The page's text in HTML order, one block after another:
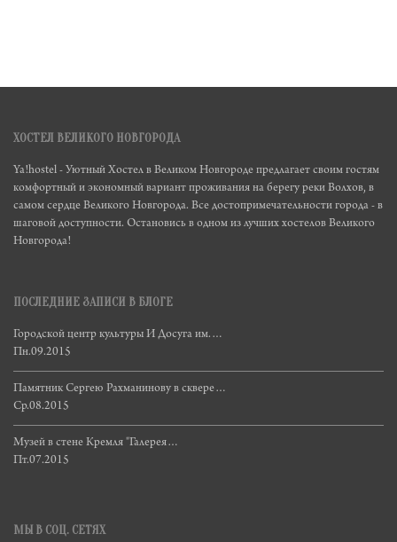
ХОСТЕЛ ВЕЛИКОГО НОВГОРОДА
Ya!hostel - Уютный Хостел в Великом Новгороде предлагает своим гостям
комфортный и экономный вариант проживания на берегу реки Волхов, в
самом сердце Великого Новгорода. Все достопримечательности города - в
шаговой доступности. Остановись в одном из лучших хостелов Великого
Новгорода!
ПОСЛЕДНИЕ ЗАПИСИ В БЛОГЕ
Городской центр культуры И Досуга им.…
Пн.09.2015
Памятник Сергею Рахманинову в сквере…
Ср.08.2015
Музей в стене Кремля "Галерея…
Пт.07.2015
МЫ В СОЦ. СЕТЯХ